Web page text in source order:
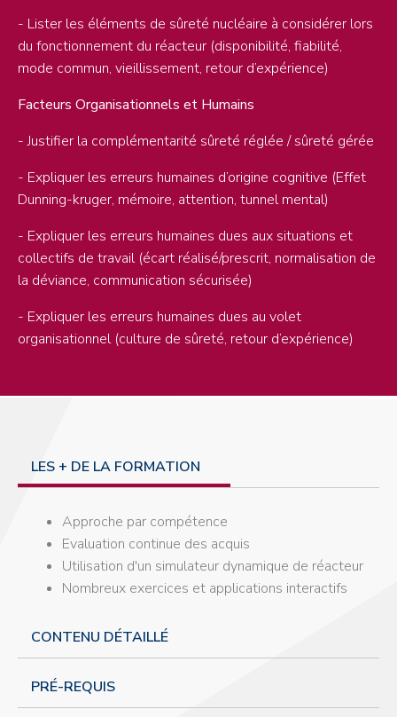
- Lister les éléments de sûreté nucléaire à considérer lors
du fonctionnement du réacteur (disponibilité, fiabilité,
mode commun, vieillissement, retour d’expérience)
Facteurs Organisationnels et Humains
- Justifier la complémentarité sûreté réglée / sûreté gérée
- Expliquer les erreurs humaines d’origine cognitive (Effet
Dunning-kruger, mémoire, attention, tunnel mental)
- Expliquer les erreurs humaines dues aux situations et
collectifs de travail (écart réalisé/prescrit, normalisation de
la déviance, communication sécurisée)
- Expliquer les erreurs humaines dues au volet
organisationnel (culture de sûreté, retour d’expérience)
LES + DE LA FORMATION
Approche par compétence
Evaluation continue des acquis
Utilisation d'un simulateur dynamique de réacteur
Nombreux exercices et applications interactifs
CONTENU DÉTAILLÉ
PRÉ-REQUIS